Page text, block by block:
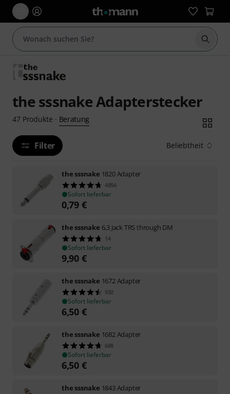
Suche
the sssnake Adapterstecker
47 Produkte · Beratung
Filter Beliebtheit
the sssnake 1820 Adapter
4856
Sofort lieferbar
0,79 €
the sssnake 6,3 Jack TRS through DM
14
Sofort lieferbar
9,90 €
the sssnake 1672 Adapter
592
Sofort lieferbar
6,50 €
the sssnake 1682 Adapter
688
Sofort lieferbar
6,50 €
the sssnake 1843 Adapter